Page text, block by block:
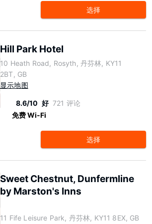
选择
Hill Park Hotel
10 Heath Road, Rosyth, 丹芬林, KY11
2BT, GB
显示地图
8.6/10 好 721 评论
免费 Wi-Fi
选择
Sweet Chestnut, Dunfermline
by Marston's Inns
11 Fife Leisure Park, 丹芬林, KY11 8EX, GB